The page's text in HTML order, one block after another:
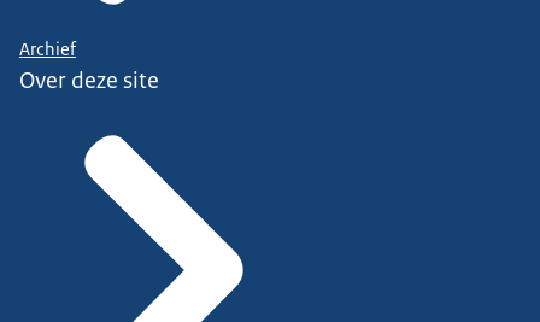
Archief
Over deze site